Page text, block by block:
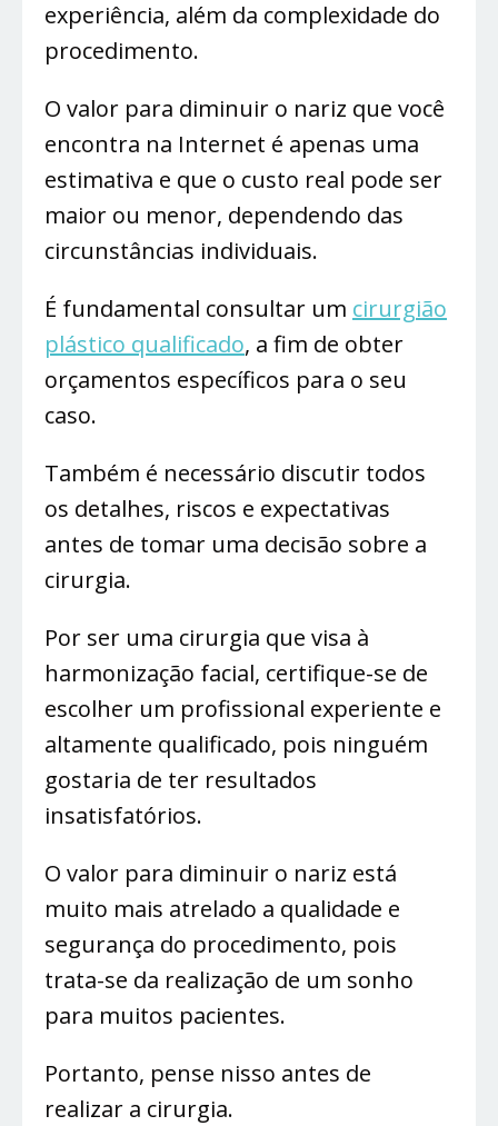
experiência, além da complexidade do
procedimento.
O valor para diminuir o nariz que você
encontra na Internet é apenas uma
estimativa e que o custo real pode ser
maior ou menor, dependendo das
circunstâncias individuais.
É fundamental consultar um cirurgião
plástico qualificado, a fim de obter
orçamentos específicos para o seu
caso.
Também é necessário discutir todos
os detalhes, riscos e expectativas
antes de tomar uma decisão sobre a
cirurgia.
Por ser uma cirurgia que visa à
harmonização facial, certifique-se de
escolher um profissional experiente e
altamente qualificado, pois ninguém
gostaria de ter resultados
insatisfatórios.
O valor para diminuir o nariz está
muito mais atrelado a qualidade e
segurança do procedimento, pois
trata-se da realização de um sonho
para muitos pacientes.
Portanto, pense nisso antes de
realizar a cirurgia.